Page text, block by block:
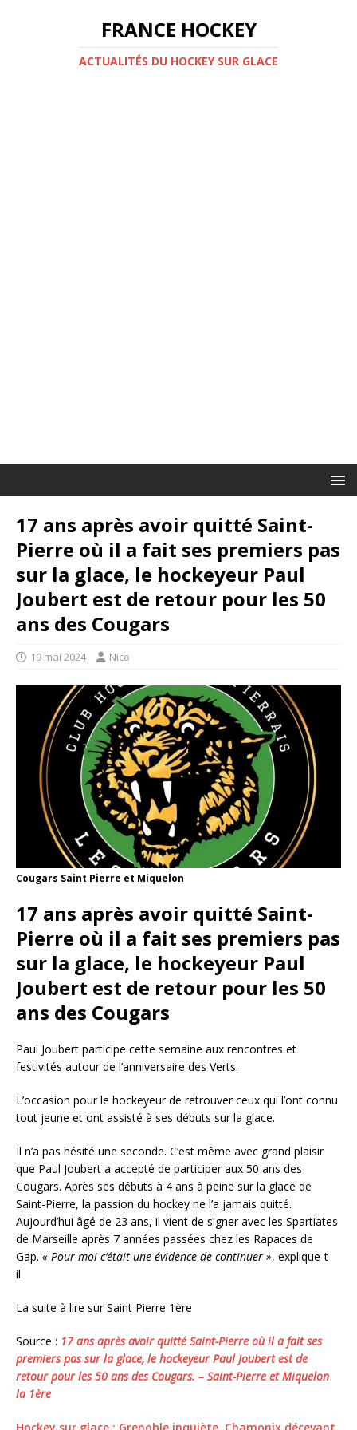
FRANCE HOCKEY
ACTUALITÉS DU HOCKEY SUR GLACE
17 ans après avoir quitté Saint-
Pierre où il a fait ses premiers pas
sur la glace, le hockeyeur Paul
Joubert est de retour pour les 50
ans des Cougars
19 mai 2024 Nico
Cougars Saint Pierre et Miquelon
17 ans après avoir quitté Saint-
Pierre où il a fait ses premiers pas
sur la glace, le hockeyeur Paul
Joubert est de retour pour les 50
ans des Cougars
Paul Joubert participe cette semaine aux rencontres et
festivités autour de l’anniversaire des Verts.
L’occasion pour le hockeyeur de retrouver ceux qui l’ont connu
tout jeune et ont assisté à ses débuts sur la glace.
Il n’a pas hésité une seconde. C’est même avec grand plaisir
que Paul Joubert a accepté de participer aux 50 ans des
Cougars. Après ses débuts à 4 ans à peine sur la glace de
Saint-Pierre, la passion du hockey ne l’a jamais quitté.
Aujourd’hui âgé de 23 ans, il vient de signer avec les Spartiates
de Marseille après 7 années passées chez les Rapaces de
Gap. « Pour moi c’était une évidence de continuer », explique-t-
il.
La suite à lire sur Saint Pierre 1ère
Source : 17 ans après avoir quitté Saint-Pierre où il a fait ses
premiers pas sur la glace, le hockeyeur Paul Joubert est de
retour pour les 50 ans des Cougars. – Saint-Pierre et Miquelon
la 1ère